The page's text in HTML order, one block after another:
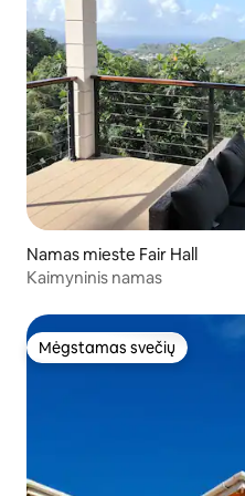
Namas mieste Fair Hall
Kaimyninis namas
Mėgstamas svečių
Mėgstamas svečių